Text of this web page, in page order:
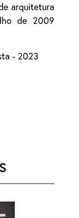
arquitetura
de 2009
- 2023